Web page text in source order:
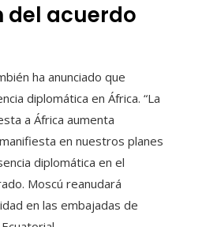
del acuerdo
ha anunciado que
diplomática en África. “La
a África aumenta
en nuestros planes
diplomática en el
Moscú reanudará
en las embajadas de